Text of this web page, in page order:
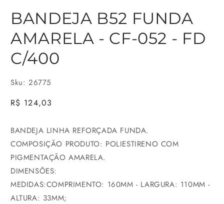
mídia
na
janela
BANDEJA B52 FUNDA
AMARELA - CF-052 - FD
C/400
Sku: 26775
Preço
R$ 124,03
BANDEJA LINHA REFORÇADA FUNDA.
COMPOSIÇÃO PRODUTO: POLIESTIRENO COM
PIGMENTAÇÃO AMARELA.
DIMENSÕES:
MEDIDAS:COMPRIMENTO: 160MM - LARGURA: 110MM -
ALTURA: 33MM;